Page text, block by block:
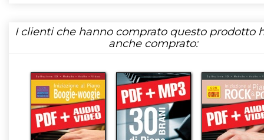
I clienti che hanno comprato questo prodotto
anche comprato: